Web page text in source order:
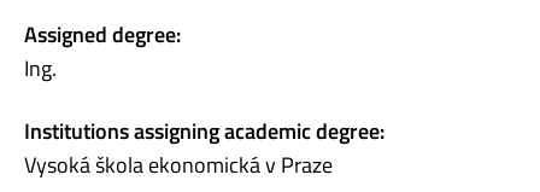
Assigned degree:
Ing.
Institutions assigning academic degree:
Vysoká škola ekonomická v Praze